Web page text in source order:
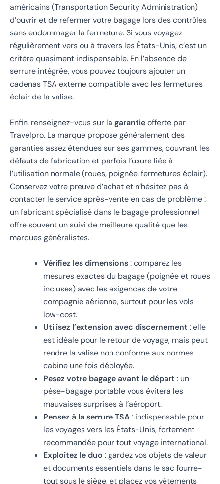
américains (Transportation Security Administration)
d’ouvrir et de refermer votre bagage lors des contrôles
sans endommager la fermeture. Si vous voyagez
régulièrement vers ou à travers les États-Unis, c’est un
critère quasiment indispensable. En l’absence de
serrure intégrée, vous pouvez toujours ajouter un
cadenas TSA externe compatible avec les fermetures
éclair de la valise.
Enfin, renseignez-vous sur la garantieofferte par
Travelpro. La marque propose généralement des
garanties assez étendues sur ses gammes, couvrant les
défauts de fabrication et parfois l’usure liée à
l’utilisation normale (roues, poignée, fermetures éclair).
Conservez votre preuve d’achat et n’hésitez pas à
contacter le service après-vente en cas de problème :
un fabricant spécialisé dans le bagage professionnel
offre souvent un suivi de meilleure qualité que les
marques généralistes.
Vérifiez les dimensions: comparez les
mesures exactes du bagage (poignée et roues
incluses) avec les exigences de votre
compagnie aérienne, surtout pour les vols
low-cost.
Utilisez l’extension avec discernement : elle
est idéale pour le retour de voyage, mais peut
rendre la valise non conforme aux normes
cabine une fois déployée.
Pesez votre bagage avant le départ : un
pèse-bagage portable vous évitera les
mauvaises surprises à l’aéroport.
Pensez à la serrure TSA: indispensable pour
les voyages vers les États-Unis, fortement
recommandée pour tout voyage international.
Exploitez le duo : gardez vos objets de valeur
et documents essentiels dans le sac fourre-
tout sous le siège, et placez vos vêtements